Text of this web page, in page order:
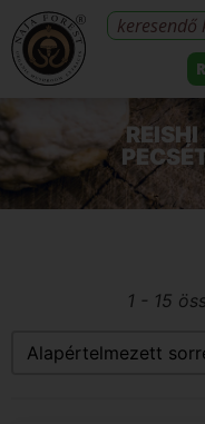
1 - 15
Product sorting